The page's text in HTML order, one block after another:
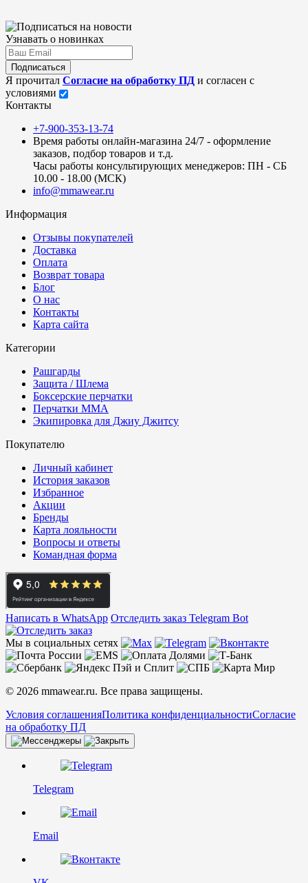
Узнавать о новинках
Подписаться
Я прочитал Согласие на обработку ПД и согласен с
условиями
Контакты
+7-900-353-13-74
Время работы онлайн-магазина 24/7 - оформление
заказов, подбор товаров и т.д.
Часы работы консультирующих менеджеров: ПН - СБ
10.00 - 18.00 (МСК)
info@mmawear.ru
Информация
Отзывы покупателей
Доставка
Оплата
Возврат товара
Блог
О нас
Контакты
Карта сайта
Категории
Рашгарды
Защита / Шлема
Боксерские перчатки
Перчатки ММА
Экипировка для Джиу Джитсу
Покупателю
Личный кабинет
История заказов
Избранное
Акции
Бренды
Карта лояльности
Вопросы и ответы
Командная форма
Написать в WhatsApp Отследить заказ Telegram Bot
Мы в социальных сетях
© 2026 mmawear.ru. Все права защищены.
Условия соглашенияПолитика конфиденциальностиСогласие
на обработку ПД
Telegram
Email